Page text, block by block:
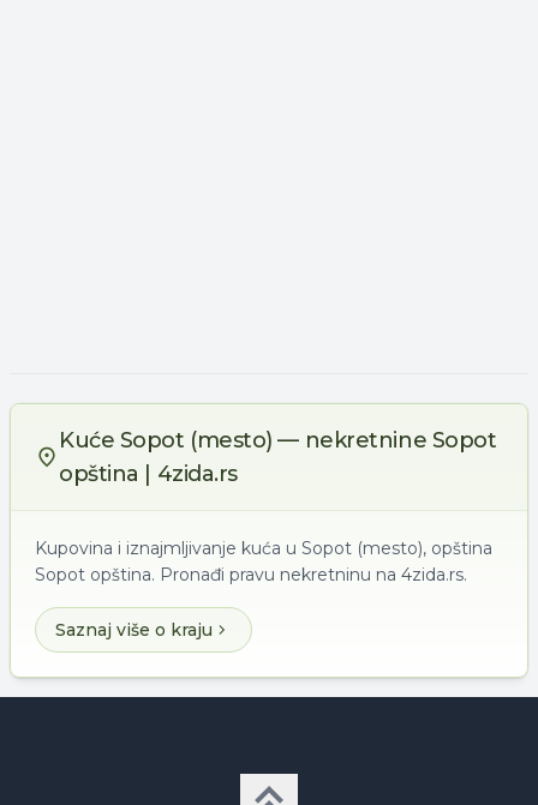
Kuće Sopot (mesto) — nekretnine Sopot
opština | 4zida.rs
Kupovina i iznajmljivanje kuća u Sopot (mesto), opština
Sopot opština. Pronađi pravu nekretninu na 4zida.rs.
Saznaj više o kraju